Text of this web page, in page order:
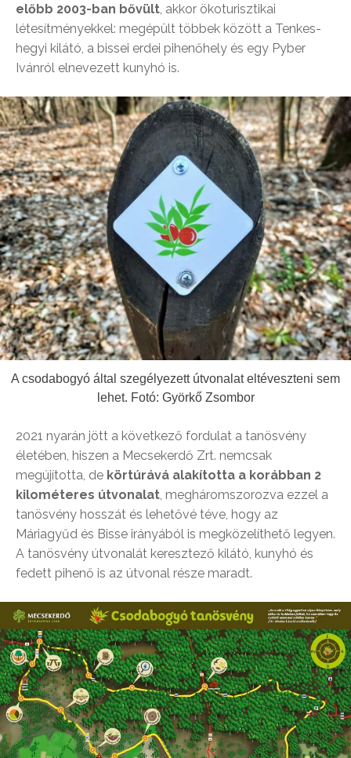
előbb 2003-ban bővült , akkor ökoturisztikai
létesítményekkel: megépült többek között a Tenkes-
hegyi kilátó, a bissei erdei pihenőhely és egy Pyber
Ivánról elnevezett kunyhó is.
A csodabogyó által szegélyezett útvonalat eltéveszteni sem
lehet. Fotó: Györkő Zsombor
2021 nyarán jött a következő fordulat a tanösvény
életében, hiszen a Mecsekerdő Zrt. nemcsak
megújította, de körtúrává alakította a korábban 2
kilométeres útvonalat, megháromszorozva ezzel a
tanösvény hosszát és lehetővé téve, hogy az
Máriagyűd és Bisse irányából is megközelíthető legyen.
A tanösvény útvonalát keresztező kilátó, kunyhó és
fedett pihenő is az útvonal része maradt.